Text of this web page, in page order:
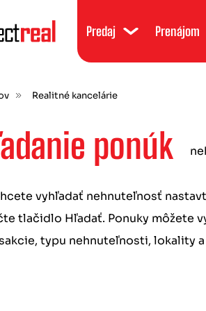
Predaj Prenájom
Realitné kancelárie
ponúk
vyhľadať nehnuteľnosť
tlačidlo Hľadať. Ponuky môžete
typu nehnuteľnosti, lokality a